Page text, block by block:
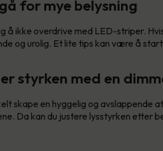
for mye belysning
å ikke overdrive med LED-striper.
og urolig. Et lite tips kan være å
styrken med en
skape en hyggelig og
Da kan du justere lysstyrken etter